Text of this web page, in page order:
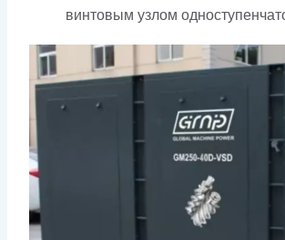
винтовым узлом